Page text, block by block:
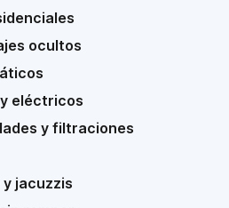
ocultos
eléctricos
y filtraciones
jacuzzis